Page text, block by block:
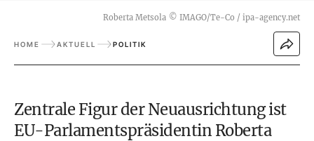
Roberta Metsola © IMAGO/Te-Co / ipa-agency.net
HOME AKTUELL POLITIK
Zentrale Figur der Neuausrichtung ist
EU-Parlamentspräsidentin Roberta